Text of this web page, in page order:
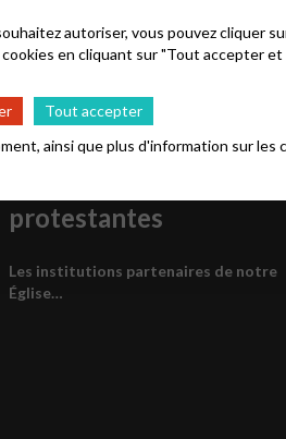
protestantes
Les institutions partenaires de notre
Église…
autoriser, vous pouvez cliquer
en cliquant sur "Tout accepter et
Tout accepter
ainsi que plus d'information sur les